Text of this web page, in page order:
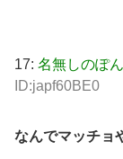
17: 名無しのぽ
ID:japf60BE0
なんでマッチョ